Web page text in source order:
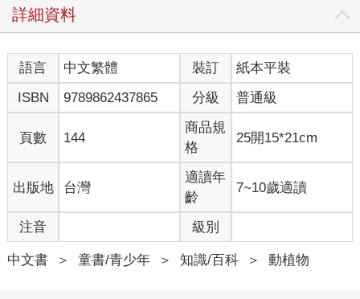
詳細資料
語言 中文繁體 裝訂
紙本平裝
ISBN
9789862437865 分級 普通級
頁數 144
商品規
格
25開15*21cm
出版地 台灣
適讀年
齡
7~10歲適讀
注音 級別
中文書 ＞ 童書/青少年 ＞ 知識/百科 ＞ 動植物